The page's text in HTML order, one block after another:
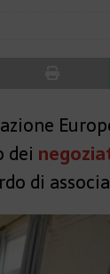
dei
di